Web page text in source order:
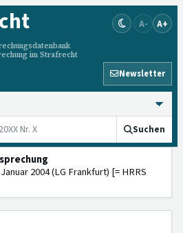
im Strafrecht
A- A+
Newsletter
Suchen
2004 (LG Frankfurt) [= HRRS